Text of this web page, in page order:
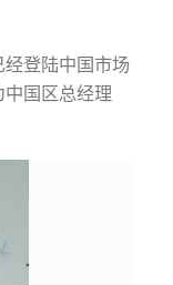
登陆中国市场
国区总经理